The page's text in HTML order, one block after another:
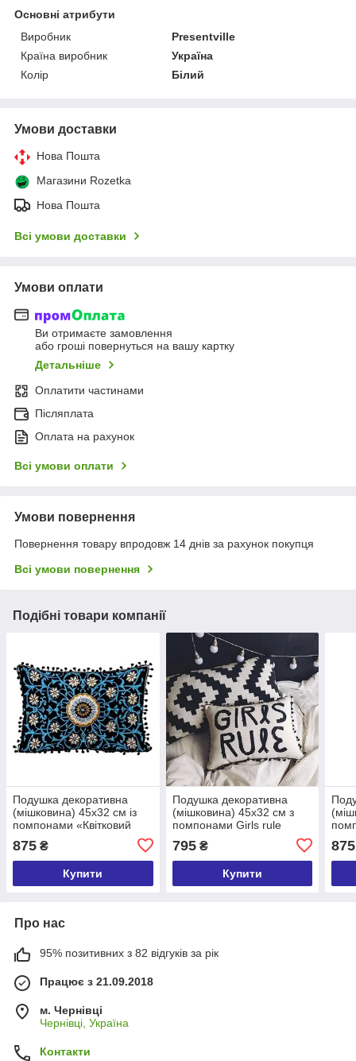
Основні атрибути
Виробник
Presentville
Країна виробник
Україна
Колір
Білий
Умови доставки
Нова Пошта
Магазини Rozetka
Нова Пошта
Всі умови доставки
Умови оплати
Ви отримаєте замовлення
або гроші повернуться на вашу картку
Детальніше
Оплатити частинами
Післяплата
Оплата на рахунок
Всі умови оплати
Умови повернення
Повернення товару впродовж 14 днів за рахунок покупця
Всі умови повернення
Подібні товари компанії
Подушка декоративна
(мішковина) 45х32 см із
помпонами «Квітковий
875 ₴
Купити
Подушка декоративна
(мішковина) 45х32 см з
помпонами Girls rule
795₴
Купити
875
Про нас
95% позитивних з 82 відгуків за рік
Працює з 21.09.2018
м. Чернівці
Чернівці, Україна
Контакти